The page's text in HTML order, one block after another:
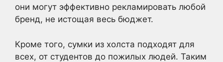
они могут эффективно рекламировать любой
бренд, не истощая весь бюджет.
Кроме того, сумки из холста подходят для
всех, от студентов до пожилых людей. Таким